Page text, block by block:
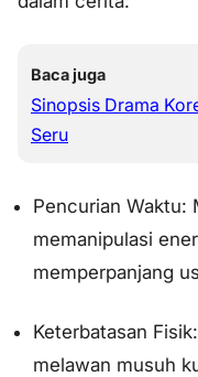
Baca juga
Sinopsis Drama
Seru
Pencurian Waktu:
memanipulasi
memperpanjang
Keterbatasan
melawan musuh